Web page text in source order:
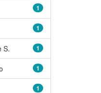
1
1
1
S.
1
1